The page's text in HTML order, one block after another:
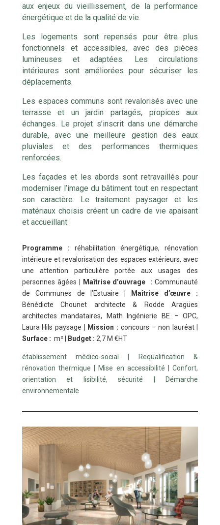
aux enjeux du vieillissement, de la performance
énergétique et de la qualité de vie.
Les logements sont repensés pour être plus
fonctionnels et accessibles, avec des pièces
lumineuses et adaptées. Les circulations
intérieures sont améliorées pour sécuriser les
déplacements.
Les espaces communs sont revalorisés avec une
terrasse et un jardin partagés, propices aux
échanges. Le projet s’inscrit dans une démarche
durable, avec une meilleure gestion des eaux
pluviales et des performances thermiques
renforcées.
Les façades et les abords sont retravaillés pour
moderniser l’image du bâtiment tout en respectant
son caractère. Le traitement paysager et les
matériaux choisis créent un cadre de vie apaisant
et accueillant.
Programme : réhabilitation énergétique, rénovation
intérieure et revalorisation des espaces extérieurs, avec
une attention particulière portée aux usages des
personnes âgées |
Maîtrise d’ouvrage : Communauté
de Communes de l’Estuaire
| Maîtrise d’œuvre :
Bénédicte Chounet architecte & Rodde Aragües
architectes mandataires, Math Ingénierie BE – OPC,
Laura Hils paysage
Mission : concours – non lauréat
Surface : m² | Budget : 2,7 M €HT
établissement médico-social | Requalification &
rénovation thermique | Mise en accessibilité | Confort,
orientation et lisibilité, sécurité | Démarche
environnementale